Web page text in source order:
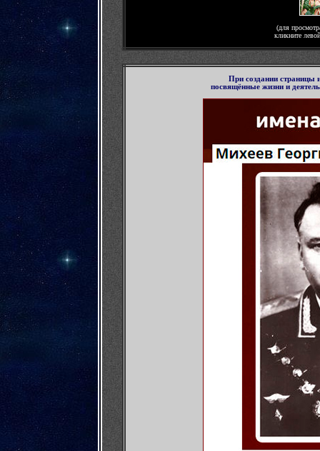
(для
кликните
При создании страницы
посвящённые жизни и